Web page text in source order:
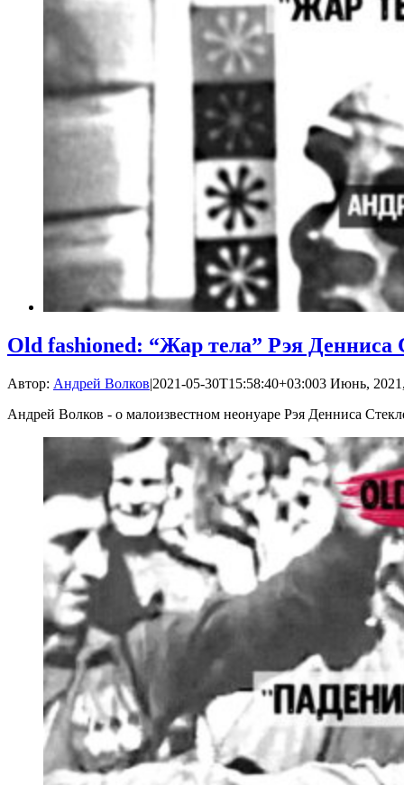
Old fashioned: “Жар тела” Рэя Денниса
Автор: Андрей Волков|2021-05-30T15:58:40+03:003 Июнь,
Андрей Волков - о малоизвестном неонуаре Рэя Денниса